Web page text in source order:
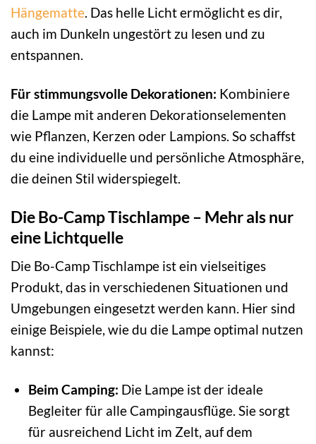
Hängematte. Das helle Licht ermöglicht es dir,
auch im Dunkeln ungestört zu lesen und zu
entspannen.
Für stimmungsvolle Dekorationen: Kombiniere
die Lampe mit anderen Dekorationselementen
wie Pflanzen, Kerzen oder Lampions. So schaffst
du eine individuelle und persönliche Atmosphäre,
die deinen Stil widerspiegelt.
Die Bo-Camp Tischlampe – Mehr als nur
eine Lichtquelle
Die Bo-Camp Tischlampe ist ein vielseitiges
Produkt, das in verschiedenen Situationen und
Umgebungen eingesetzt werden kann. Hier sind
einige Beispiele, wie du die Lampe optimal nutzen
kannst:
Beim Camping: Die Lampe ist der ideale
Begleiter für alle Campingausflüge. Sie sorgt
für ausreichend Licht im Zelt, auf dem